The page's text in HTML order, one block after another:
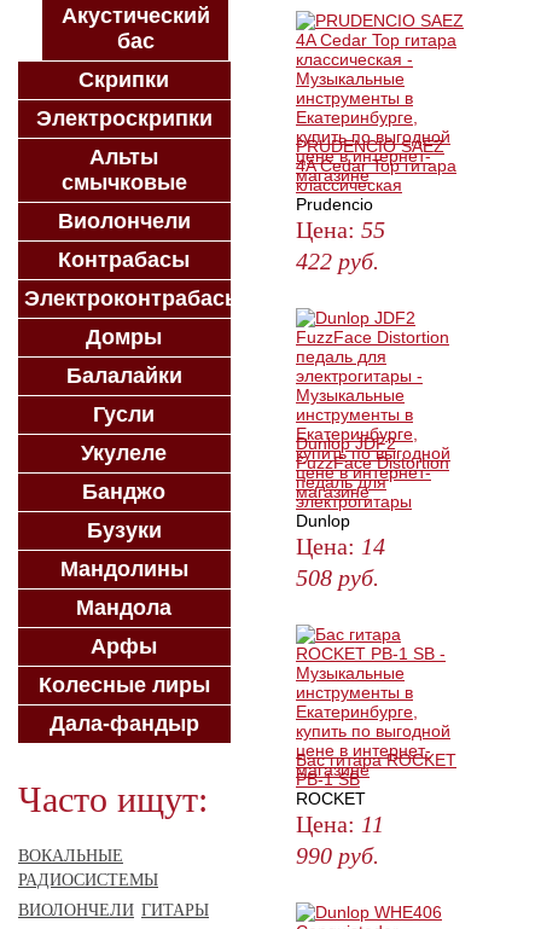
PRUDENCIO SAEZ
4A Cedar Top гитара
классическая
Prudencio
Цена: 55
422 руб.
Dunlop JDF2
FuzzFace Distortion
педаль для
электрогитары
Dunlop
Цена: 14
508 руб.
Бас гитара ROCKET
PB-1 SB
ROCKET
Цена: 11
990 руб.
Акустический
бас
Скрипки
Электроскрипки
Альты
смычковые
Виолончели
Контрабасы
Электроконтрабасы
Домры
Балалайки
Гусли
Укулеле
Банджо
Бузуки
Мандолины
Мандола
Арфы
Колесные лиры
Дала-фандыр
Часто ищут:
ВОКАЛЬНЫЕ
РАДИОСИСТЕМЫ
ВИОЛОНЧЕЛИ ГИТАРЫ